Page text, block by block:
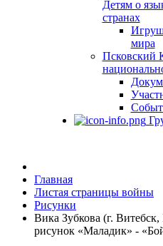
Детям о
странах
мира
Псковский
Главная
Листая страницы войны
Рисунки
Вика Зубкова (г.
рисунок «Маладик» -